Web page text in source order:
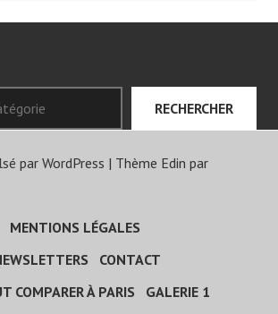
RECHERCHER
par WordPress | Thème Edin par
MENTIONS LÉGALES
CONTACT
COMPARER À PARIS
GALERIE 1